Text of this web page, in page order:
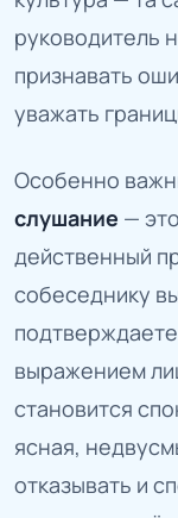
руководитель
признавать
уважать
Особенно
слушание —
действенный
собеседнику
выражением
становится
ясная,
отказывать и